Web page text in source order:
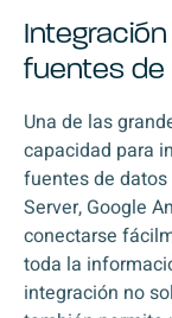
fuentes de
Una de las
capacidad para
fuentes de datos
Server, Google
conectarse
toda la
integración no